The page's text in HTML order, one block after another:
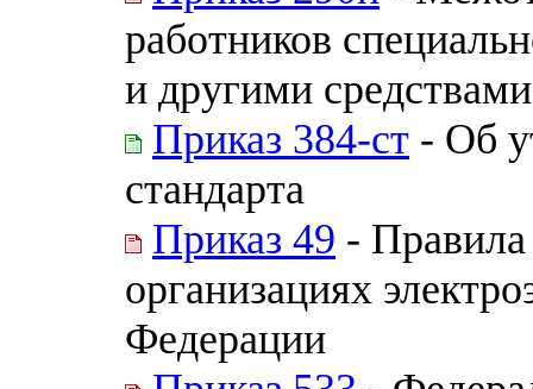
работников
и другими
Приказ 384-ст - Об
стандарта
Приказ 49 -
организациях
Федерации